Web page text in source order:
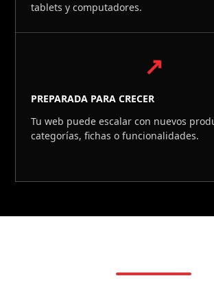
tablets y computadores.
↗
PREPARADA PARA CRECER
Tu web puede escalar con nuevos
categorías, fichas o funcionalidades.